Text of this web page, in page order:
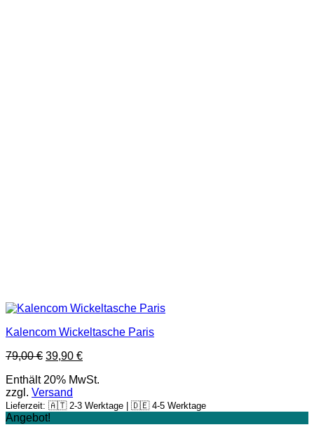
Kalencom Wickeltasche Paris
79,00€ Ursprünglicher
war:
79,00 €
39,90 €Aktueller
ist:
Enthält 20% MwSt.
zzgl. Versand
Lieferzeit: 🇦🇹 2-3 Werktage | 🇩🇪 4-5 Werktage
Angebot!